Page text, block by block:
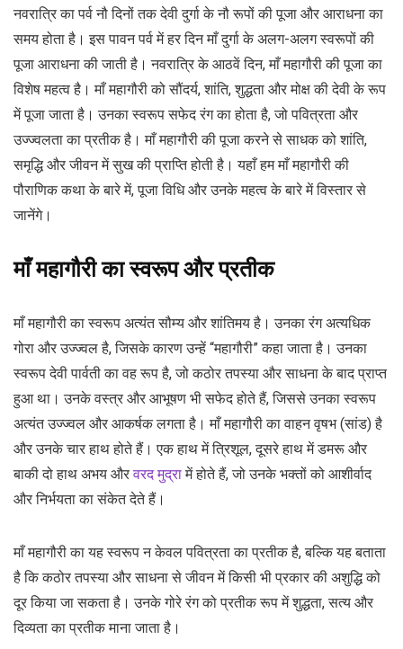
नवरात्रि का पर्व नौ दिनों तक देवी दुर्गा के नौ रूपों की पूजा और आराधना का
समय होता है। इस पावन पर्व में हर दिन माँ दुर्गा के अलग-अलग स्वरूपों की
पूजा आराधना की जाती है। नवरात्रि के आठवें दिन, माँ महागौरी की पूजा का
विशेष महत्व है। माँ महागौरी को सौंदर्य, शांति, शुद्धता और मोक्ष की देवी के रूप
में पूजा जाता है। उनका स्वरूप सफेद रंग का होता है, जो पवित्रता और
उज्ज्वलता का प्रतीक है। माँ महागौरी की पूजा करने से साधक को शांति,
समृद्धि और जीवन में सुख की प्राप्ति होती है। यहाँ हम माँ महागौरी की
पौराणिक कथा के बारे में, पूजा विधि और उनके महत्व के बारे में विस्तार से
जानेंगे।
माँ महागौरी का स्वरूप और प्रतीक
माँ महागौरी का स्वरूप अत्यंत सौम्य और शांतिमय है। उनका रंग अत्यधिक
गोरा और उज्ज्वल है, जिसके कारण उन्हें “महागौरी” कहा जाता है। उनका
स्वरूप देवी पार्वती का वह रूप है, जो कठोर तपस्या और साधना के बाद प्राप्त
हुआ था। उनके वस्त्र और आभूषण भी सफेद होते हैं, जिससे उनका स्वरूप
अत्यंत उज्ज्वल और आकर्षक लगता है। माँ महागौरी का वाहन वृषभ (सांड) है
और उनके चार हाथ होते हैं। एक हाथ में त्रिशूल, दूसरे हाथ में डमरू और
बाकी दो हाथ अभय औरवरद मुद्रामें होते हैं, जो उनके भक्तों को आशीर्वाद
और निर्भयता का संकेत देते हैं।
माँ महागौरी का यह स्वरूप न केवल पवित्रता का प्रतीक है, बल्कि यह बताता
है कि कठोर तपस्या और साधना से जीवन में किसी भी प्रकार की अशुद्धि को
दूर किया जा सकता है। उनके गोरे रंग को प्रतीक रूप में शुद्धता, सत्य और
दिव्यता का प्रतीक माना जाता है।